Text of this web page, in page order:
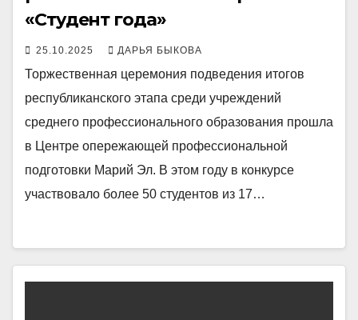
«Студент года»
25.10.2025 ДАРЬЯ БЫКОВА
Торжественная церемония подведения итогов
республиканского этапа среди учреждений
среднего профессионального образования прошла
в Центре опережающей профессиональной
подготовки Марий Эл. В этом году в конкурсе
участвовало более 50 студентов из 17…